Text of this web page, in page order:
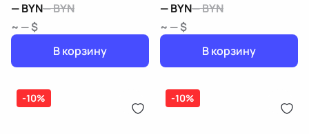
—BYN—BYN
~ — $
В корзину
—BYN—BYN
~ — $
В корзину
-10% -10%